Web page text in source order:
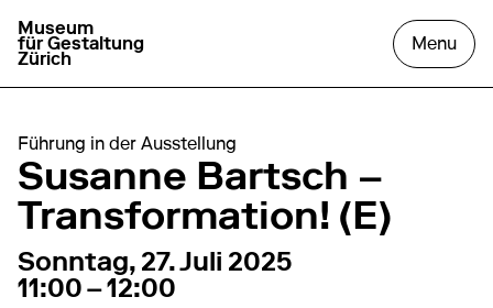
aller à la page d'accueil
Museum
für Gestaltung
Zürich
Menu
Führung in der Ausstellung
Susanne Bartsch –
Transformation! (E)
27. Juli 202511:00 – 12:00
Sonntag, 27. Juli 2025
11:00 – 12:00